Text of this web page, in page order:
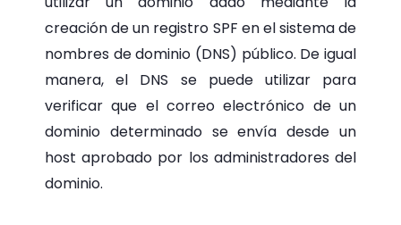
creación de un registro SPF en el sistema de
nombres de dominio (DNS) público. De igual
manera, el DNS se puede utilizar para
verificar que el correo electrónico de un
dominio determinado se envía desde un
host aprobado por los administradores del
dominio.